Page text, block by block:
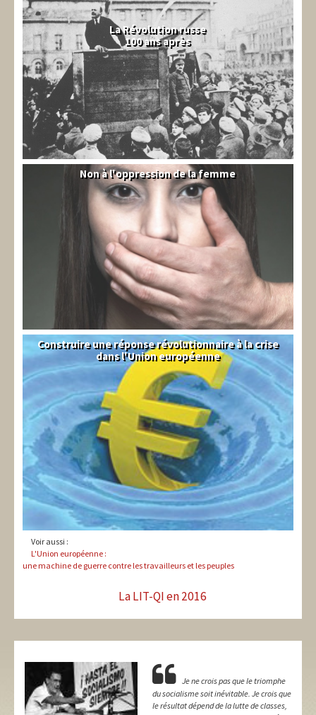
La Révolution russe
100 ans après
Syrie
Non à l'oppression de la femme
Syndical
Construire une réponse révolutionnaire à la crise
dans l'Union européenne
Voir aussi :
L'Union européenne :
une machine de guerre contre les travailleurs et les peuples
La LIT-QI en 2016
Je ne crois pas que le triomphe
du socialisme soit inévitable. Je crois que
le résultat dépend de la lutte de classes,